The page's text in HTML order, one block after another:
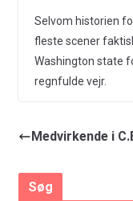
Selvom historien
fleste scener
Washington state
regnfulde vejr.
Medvirkende i
Søg